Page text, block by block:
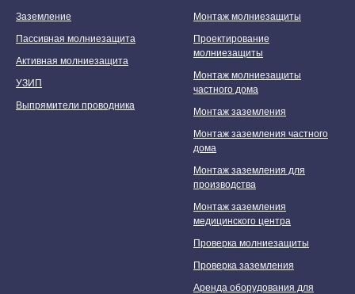
Заземление
Пассивная молниезащита
Активная молниезащита
УЗИП
Выпрямители проводника
Монтаж молниезащиты
Проектирование
молниезащиты
Монтаж молниезащиты
частного дома
Монтаж заземления
Монтаж заземления частного
дома
Монтаж заземления для
производства
Монтаж заземления
медицинского центра
Проверка молниезащиты
Проверка заземления
Аренда оборудования для